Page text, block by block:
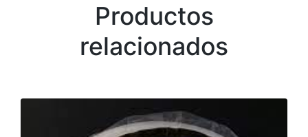
Productos
relacionados